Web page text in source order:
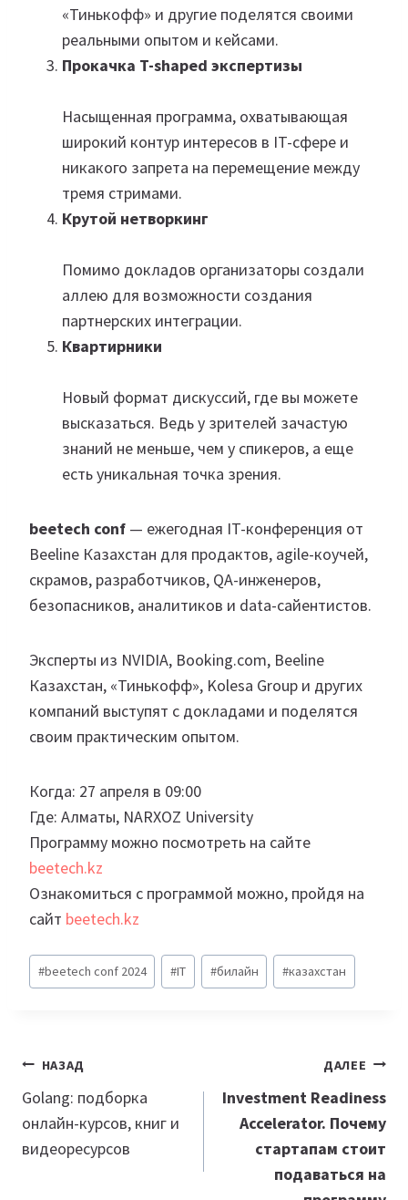
«Тинькофф» и другие поделятся своими
реальными опытом и кейсами.
Прокачка T-shaped экспертизы
Насыщенная программа, охватывающая
широкий контур интересов в IT-сфере и
никакого запрета на перемещение между
тремя стримами.
Крутой нетворкинг
Помимо докладов организаторы создали
аллею для возможности создания
партнерских интеграции.
Квартирники
Новый формат дискуссий, где вы можете
высказаться. Ведь у зрителей зачастую
знаний не меньше, чем у спикеров, а еще
есть уникальная точка зрения.
beetech conf — ежегодная IT-конференция от
Beeline Казахстан для продактов, agile-коучей,
скрамов, разработчиков, QA-инженеров,
безопасников, аналитиков и data-сайентистов.
Эксперты из NVIDIA, Booking.com, Beeline
Казахстан, «Тинькофф», Kolesa Group и других
компаний выступят с докладами и поделятся
своим практическим опытом.
Когда: 27 апреля в 09:00
Где: Алматы, NARXOZ University
Программу можно посмотреть на сайте
beetech.kz
Ознакомиться с программой можно, пройдя на
сайт beetech.kz
Метки
записи:
#beetech conf 2024 #IT #билайн #казахстан
Навигация
по
записям
НАЗАД
Golang: подборка
онлайн-курсов, книг и
видеоресурсов
ДАЛЕЕ
Investment Readiness
Accelerator. Почему
стартапам стоит
подаваться на